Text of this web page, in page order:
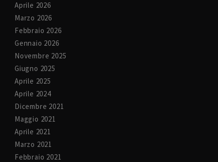
Aprile 2026
Marzo 2026
Febbraio 2026
Gennaio 2026
Novembre 2025
Giugno 2025
Aprile 2025
Aprile 2024
Dicembre 2021
Maggio 2021
Aprile 2021
Marzo 2021
Febbraio 2021